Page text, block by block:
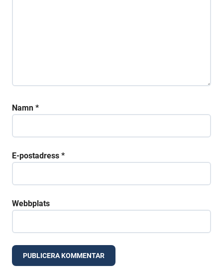
Namn *
E-postadress *
Webbplats